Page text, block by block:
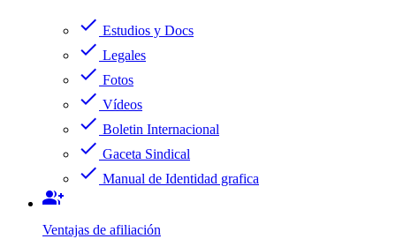
check Estudios y Docs
check Legales
check Fotos
check Vídeos
check Boletin Internacional
check Gaceta Sindical
check Manual de Identidad grafica
group_add
Ventajas de afiliación